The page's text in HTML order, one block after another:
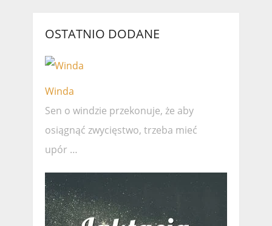
OSTATNIO DODANE
Winda
Sen o windzie przekonuje, że ​​aby
osiągnąć zwycięstwo, trzeba mieć
upór …